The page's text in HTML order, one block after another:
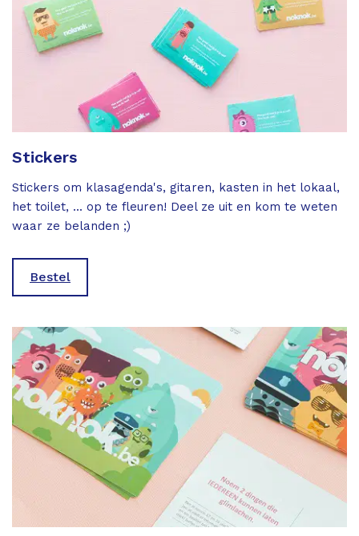
Stickers
Stickers om klasagenda's, gitaren, kasten in het lokaal,
het toilet, ... op te fleuren! Deel ze uit en kom te weten
waar ze belanden ;)
Bestel